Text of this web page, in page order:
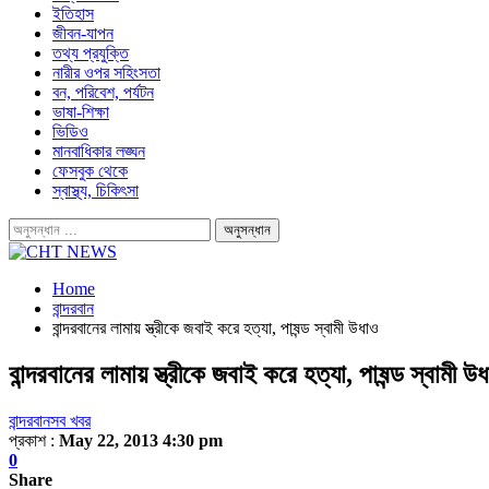
ইতিহাস
জীবন-যাপন
তথ্য প্রযুক্তি
নারীর ওপর সহিংসতা
বন, পরিবেশ, পর্যটন
ভাষা-শিক্ষা
ভিডিও
মানবাধিকার লঙ্ঘন
ফেসবুক থেকে
স্বাস্থ্য, চিকিৎসা
Home
বান্দরবান
বান্দরবানের লামায় স্ত্রীকে জবাই করে হত্যা, পাষন্ড স্বামী উধাও
বান্দরবানের লামায় স্ত্রীকে জবাই করে হত্যা, পাষন্ড স্বামী
বান্দরবানসব খবর
প্রকাশ : May 22, 2013 4:30 pm
0
Share